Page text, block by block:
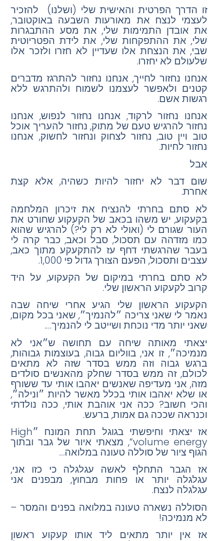
זו הדרך הפרטית והאישית שלי (ושלנו) להזכיר
לעצמי לנצח את מאורעות השבעה באוקטובר,
את אובדן התמימות שלי, את מסע ההתבגרות
שלי, את ההתפקחות שלי, את לידת הפטריוטית
שבי, את הנצחת אלו שעדיין לא חזרו ולזכר אלו
שלעולם לא יחזרו.
אנחנו נחזור לחייך, אנחנו נחזור להתרגז מדברים
קטנים ולאפשר לעצמנו לשמוח ולהתרגש ללא
רגשות אשם.
אנחנו נחזור לרקוד, אנחנו נחזור לנפוש, אנחנו
נחזור להרגיש טעם של מתוק, נחזור להעריך אוכל
טוב ויין טוב, נחזור לצחוק ונחזור לחשוק, אנחנו
נחזור לחיות.
אבל
שום דבר לא יחזור להיות כשהיה, אלא קצת
אחרת.
לא סתם בחרתי להנציח את זיכרון המלחמה
בקעקוע, יש משהו בכאב של הקעקוע שחורט את
העור שגורם לי (ואולי לא רק לי?) להרגיש שהוא
כמו מזדהה עם תסכול, סבל וכאב, כבר קרה לי
בעבר שהרגשתי דחף עז להתקעקע מתוך כאב,
עצבים ותסכול, הפעם הצורך גדול פי 1,000.
לא סתם בחרתי במיקום של הקעקוע, על היד
קרוב לקעקוע הראשון שלי.
הקעקוע הראשון שלי הגיע אחרי שיחה שבה
נאמר לי שאני צריכה ״להנמיך״, שאני בכל מקום,
שאני יותר מדי נוכחת ושייטב לי להנמיך….
יצאתי מאותה שיחה עם תחושה ש״אני לא
מנמיכה״, זו אני, בווליום גבוה, בעוצמות גבוהות,
ברגש גבוה וזה ממש בסדר שזה לא מתאים
לכולם, זה ממש בסדר שחלק מהאנשים סולדים
מזה, אני מעדיפה שאנשים יאהבו אותי עד ששורף
או שלא יאהבו אותי בכלל מאשר להיות ״ונילה״,
והכי חשוב? ככה אני אוהבת אותי, ככה נולדתי
וכנראה שככה גם אמות, ברעש.
אז יצאתי וחיפשתי בגוגל תחת המונח ״High
volume energy”, מצאתי איור של גבר ובתוך
הגוף ציור של סוללה טעונה במלואה…
אז הגבר התחלף לאשה עגלגלה כי כזו אני,
עגלגלה יותר או פחות מבחוץ, מבפנים אני
עגלגלה לנצח.
הסוללה נשארה טעונה במלואה בפנים והמסר –
לא מנמיכה!
אז אין יותר מתאים ליד אותו קעקוע ראשון